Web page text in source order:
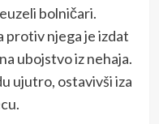
bolničari.
protiv njega je izdat
ubojstvo iz nehaja.
ujutro, ostavivši iza